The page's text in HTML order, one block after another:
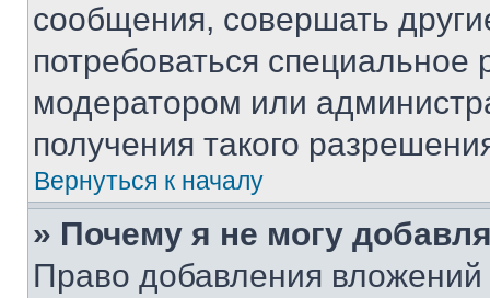
сообщения, совершать
потребоваться
модератором или
получения такого
Вернуться к началу
» Почему я не могу
Право добавления